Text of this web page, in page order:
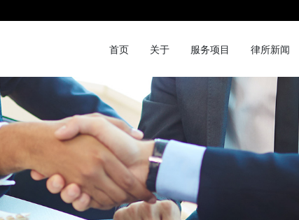
首页 关于 服务项目 律所新闻